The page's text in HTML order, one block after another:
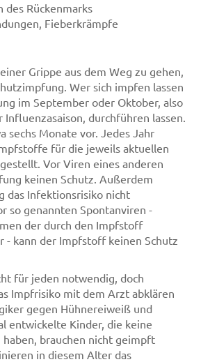
des Rückenmarks
Fieberkrämpfe
Grippe aus dem Weg zu gehen,
Wer sich impfen lassen
im September oder Oktober, also
Influenzasaison, durchführen lassen.
sechs Monate vor. Jedes Jahr
für die jeweils aktuellen
Vor Viren eines anderen
keinen Schutz. Außerdem
das Infektionsrisiko nicht
so genannten Spontanviren -
der durch den Impfstoff
- kann der Impfstoff keinen Schutz
für jeden notwendig, doch
Impfrisiko mit dem Arzt abklären
gegen Hühnereiweiß und
entwickelte Kinder, die keine
brauchen nicht geimpft
in diesem Alter das